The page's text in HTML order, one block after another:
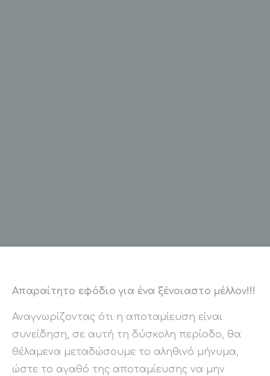
Απαραίτητο εφόδιο για ένα ξένοιαστο μέλλον!!!
Αναγνωρίζοντας ότι η αποταμίευση είναι
συνείδηση, σε αυτή τη δύσκολη περίοδο, θα
θέλαμενα μεταδώσουμε το αληθινό μήνυμα,
ώστε το αγαθό της αποταμίευσης να μην